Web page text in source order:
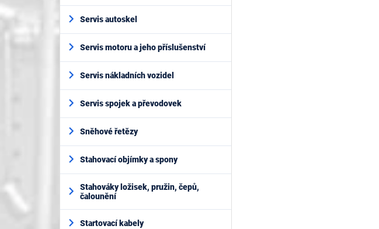
Servis autoskel
Servis motoru a jeho příslušenství
Servis nákladních vozidel
Servis spojek a převodovek
Sněhové řetězy
Stahovací objímky a spony
Stahováky ložisek, pružin, čepů,
čalounění
Startovací kabely